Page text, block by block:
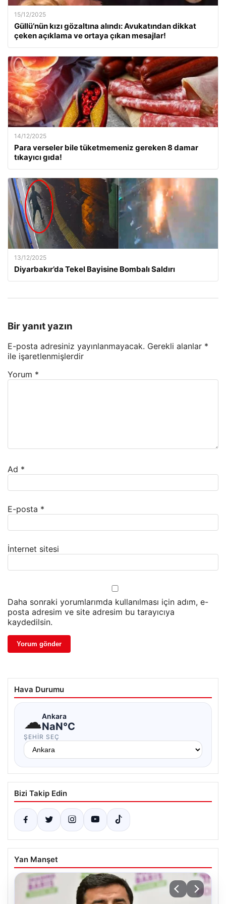
15/12/2025
Güllü’nün kızı gözaltına alındı: Avukatından dikkat
çeken açıklama ve ortaya çıkan mesajlar!
14/12/2025
Para verseler bile tüketmemeniz gereken 8 damar
tıkayıcı gıda!
13/12/2025
Diyarbakır’da Tekel Bayisine Bombalı Saldırı
Bir yanıt yazın
E-posta adresiniz yayınlanmayacak. Gerekli alanlar *
ile işaretlenmişlerdir
Yorum *
Ad *
E-posta *
İnternet sitesi
Daha sonraki yorumlarımda kullanılması için adım, e-
posta adresim ve site adresim bu tarayıcıya
kaydedilsin.
Hava Durumu
☁Ankara
NaN°C
ŞEHIR SEÇ
Bizi Takip Edin
Yan Manşet